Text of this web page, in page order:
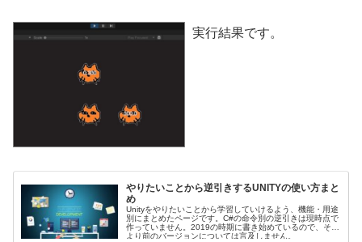
実行結果です。
やりたいことから逆引きするUNITYの使い方まと
め
Unityをやりたいことから学習していけるよう、機能・用途
別にまとめたページです。C#の命令別の逆引きは現時点で
作っていません。2019の時期に書き始めているので、それ
より前のバージョンについては言及しません。